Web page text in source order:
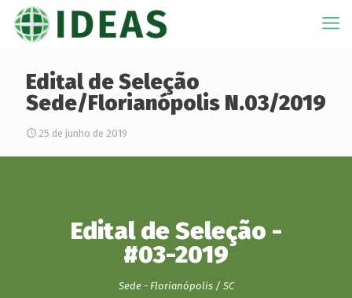
Edital de Seleção
Sede/Florianópolis N.03/2019
25 de junho de 2019
Edital de Seleção -
#03-2019
Sede - Florianópolis / SC